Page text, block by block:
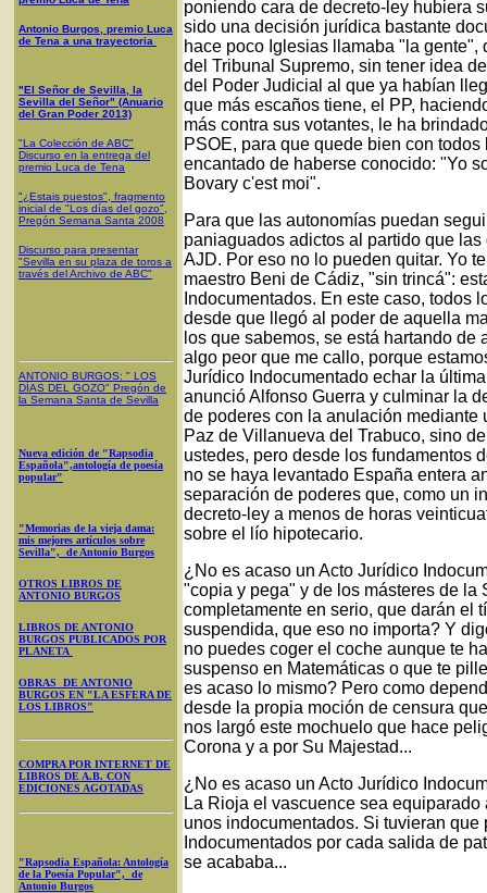
Antonio Burgos, premio Luca
de Tena a una trayectoria
"El Señor de Sevilla, la
Sevilla del Señor" (Anuario
del Gran Poder 2013)
"La Colección de ABC"
Discurso en la entrega del
premio Luca de Tena
"¿Estais puestos", fragmento
inicial de "Los días del gozo",
Pregón Semana Santa 2008
Discurso para presentar
"Sevilla en su plaza de toros a
través del Archivo de ABC"
ANTONIO BURGOS: " LOS
DÍAS DEL GOZO" Pregón de
la Semana Santa de Sevilla
Nueva edición de "Rapsodia
Española",antología de poesía
popular"
"Memorias de la vieja dama:
mis mejores artículos sobre
Sevilla", de Antonio Burgos
OTROS LIBROS DE
ANTONIO BURGOS
LIBROS DE ANTONIO
BURGOS PUBLICADOS POR
PLANETA
OBRAS DE ANTONIO
BURGOS EN "LA ESFERA DE
LOS LIBROS"
COMPRA POR INTERNET DE
LIBROS DE A.B. CON
EDICIONES AGOTADAS
"Rapsodia Española: Antología
de la Poesía Popular", de
Antonio Burgos
poniendo cara de decreto-ley hubiera
sido una decisión jurídica bastante
hace poco Iglesias llamaba "la
del Tribunal Supremo, sin tener idea
del Poder Judicial al que ya habían
que más escaños tiene, el PP,
más contra sus votantes, le ha
PSOE, para que quede bien con
encantado de haberse conocido: "Yo
Bovary c'est moi".
Para que las autonomías puedan
paniaguados adictos al partido que
AJD. Por eso no lo pueden quitar. Yo
maestro Beni de Cádiz, "sin trincá":
Indocumentados. En este caso, todos
desde que llegó al poder de aquella
los que sabemos, se está hartando
algo peor que me callo, porque
Jurídico Indocumentado echar la
anunció Alfonso Guerra y culminar la
de poderes con la anulación
Paz de Villanueva del Trabuco, sino
ustedes, pero desde los fundamentos
no se haya levantado España entera
separación de poderes que, como un
decreto-ley a menos de horas
sobre el lío hipotecario.
¿No es acaso un Acto Jurídico
"copia y pega" y de los másteres de
completamente en serio, que darán el
suspendida, que eso no importa? Y
no puedes coger el coche aunque te
suspenso en Matemáticas o que te
es acaso lo mismo? Pero como
desde la propia moción de censura
nos largó este mochuelo que hace
Corona y a por Su Majestad...
¿No es acaso un Acto Jurídico
La Rioja el vascuence sea
unos indocumentados. Si tuvieran
Indocumentados por cada salida de
se acababa...